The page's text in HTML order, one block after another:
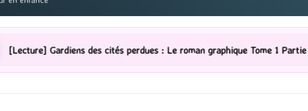
perdues : Le roman graphique Tome 1 Partie 2 [Série TV]